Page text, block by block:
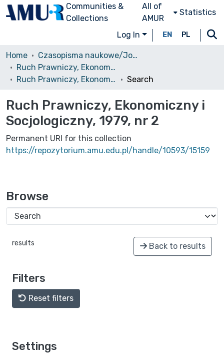
Communities &
Collections
All of
AMUR
Statistics
Log In EN PL
Home
Czasopisma naukowe/Journals
Ruch Prawniczy, Ekonomiczny i Socjologiczny
Ruch Prawniczy, Ekonomiczny i Socjologiczny, 1979, nr 2
Search
Ruch Prawniczy, Ekonomiczny i
Socjologiczny, 1979, nr 2
Permanent URI for this collection
https://repozytorium.amu.edu.pl/handle/10593/15159
Browse
results Back to results
Filters
Reset filters
Settings